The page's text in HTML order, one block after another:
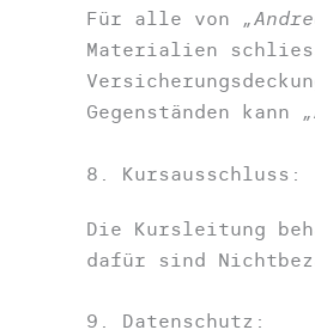
Für alle von
Materialien
Gegenständen kann
8. Kursausschluss:
Die Kursleitung
dafür sind
9. Datenschutz: